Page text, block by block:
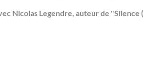
Nicolas Legendre, auteur de "Silence